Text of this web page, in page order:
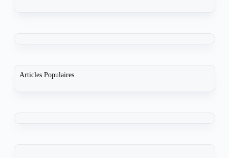
Articles Populaires